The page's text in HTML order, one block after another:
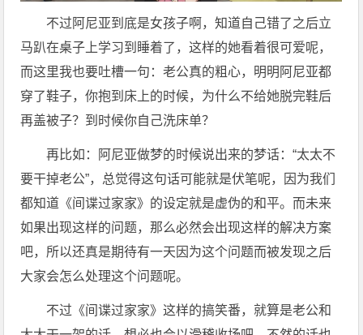
不过阿尼亚到底是女孩子啊，知道自己错了之后立
马趴在桌子上学习到睡着了，这样的她看着很可爱呢，
而这里我也要吐槽一句：老公真的粗心，明明阿尼亚都
穿了鞋子，你抱到床上的时候，为什么不给她脱完鞋后
再盖被子？到时候你自己洗床单？
再比如：阿尼亚做梦的时候说出来的梦话：“太太不
要干掉老公”，总觉得这句话可能就是伏笔呢，因为我们
都知道《间谍过家家》的设定就是虚伪的和平。而未来
如果出现这样的问题，那么必然会出现这样的解决方案
吧，所以还真是期待有一天因为这个问题而被发现之后
大家会怎么处理这个问题呢。
不过《间谍过家家》这样的搞笑番，就算是老公和